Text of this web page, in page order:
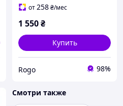
от258₴/мес
1 550₴
Купить
Rogo 98%
Смотри также